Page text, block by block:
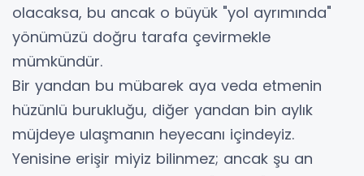
olacaksa, bu ancak o büyük "yol ayrımında"
yönümüzü doğru tarafa çevirmekle
mümkündür.
​Bir yandan bu mübarek aya veda etmenin
hüzünlü burukluğu, diğer yandan bin aylık
müjdeye ulaşmanın heyecanı içindeyiz.
Yenisine erişir miyiz bilinmez; ancak şu an